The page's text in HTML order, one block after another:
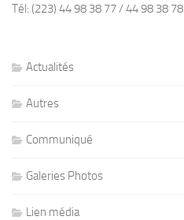
Tél: (223) 44 98 38 77 / 44 98 38 78
Actualités
Autres
Communiqué
Galeries Photos
Lien média